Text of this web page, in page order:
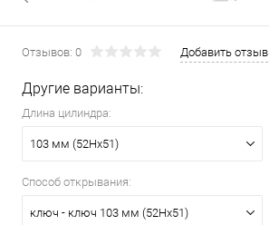
Отзывов: 0 Добавить отзыв
Другие варианты:
Длина цилиндра:
103 мм (52Hx51)
Способ открывания:
ключ - ключ 103 мм (52Hx51)